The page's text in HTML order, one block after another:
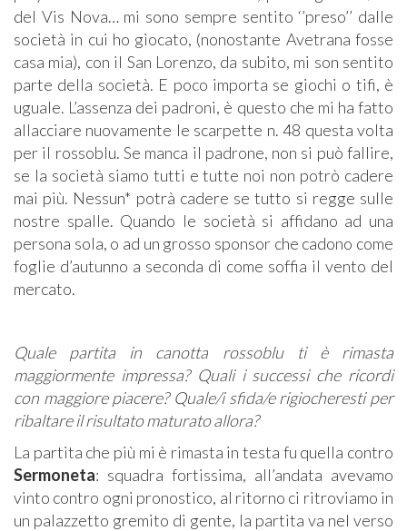
del Vis Nova… mi sono sempre sentito ‘’preso’’ dalle
società in cui ho giocato, (nonostante Avetrana fosse
casa mia), con il San Lorenzo, da subito, mi son sentito
parte della società. E poco importa se giochi o tifi, è
uguale. L’assenza dei padroni, è questo che mi ha fatto
allacciare nuovamente le scarpette n. 48 questa volta
per il rossoblu. Se manca il padrone, non si può fallire,
se la società siamo tutti e tutte noi non potrò cadere
mai più. Nessun* potrà cadere se tutto si regge sulle
nostre spalle. Quando le società si affidano ad una
persona sola, o ad un grosso sponsor che cadono come
foglie d’autunno a seconda di come soffia il vento del
mercato.
Quale partita in canotta rossoblu ti è rimasta
maggiormente impressa? Quali i successi che ricordi
con maggiore piacere? Quale/i sfida/e rigiocheresti per
ribaltare il risultato maturato allora?
La partita che più mi è rimasta in testa fu quella contro
Sermoneta: squadra fortissima, all’andata avevamo
vinto contro ogni pronostico, al ritorno ci ritroviamo in
un palazzetto gremito di gente, la partita va nel verso